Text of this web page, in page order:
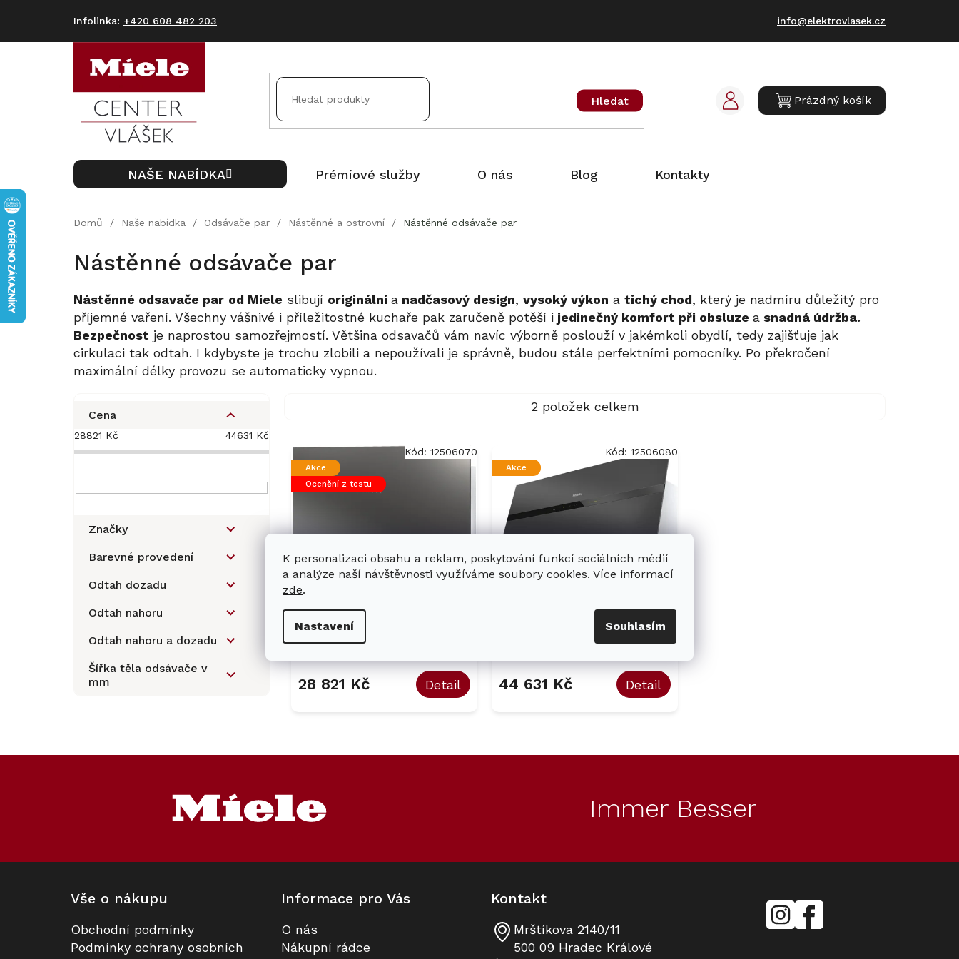
K personalizaci obsahu a reklam, poskytování funkcí sociálních médií
a analýze naší návštěvnosti využíváme soubory cookies. Více informací
zde.
Nastavení Souhlasím
+420 608 482 203 info@elektrovlasek.cz
Hledat
NÁKUPNÍ
Prázdný košík
NAŠE NABÍDKA Prémiové služby O nás Blog Kontakty
Domů / Naše nabídka / Odsávače par / Nástěnné a ostrovní / Nástěnné odsávače par
Nástěnné odsávače par
Nástěnné odsavače par od Miele slibují originální a nadčasový design, vysoký výkon a tichý chod, který je nadmíru důležitý pro
příjemné vaření. Všechny vášnivé i příležitostné kuchaře pak zaručeně potěší i jedinečný komfort při obsluze a snadná údržba.
Bezpečnost je naprostou samozřejmostí. Většina odsavačů vám navíc výborně poslouží v jakémkoli obydlí, tedy zajišťuje jak
cirkulaci tak odtah. I kdybyste je trochu zlobili a nepoužívali je správně, budou stále perfektními pomocníky. Po překročení
maximální délky provozu se automaticky vypnou.
s
t
a
n
Cena
28821 Kč 44631 Kč
Značky
Barevné provedení
Odtah dozadu
Odtah nahoru
Odtah nahoru a dozadu
Šířka těla odsávače v
mm
2položek celkem
p
p
r
o
d
u
t
Akce
Ocenění z testu
Nástěnný odsávač par
MIELE DA 9092 W
Screen šedá
28 821 Kč Detail
Kód: 12506070
Akce
MIELE DA 9299 W
Na dotaz
44 631 Kč Detail
Kód: 12506080
v
r
ý
p
Immer Besser
Vše o nákupu
Obchodní podmínky
Podmínky ochrany osobních
Informace pro Vás
O nás
Nákupní rádce
Kontakt
Mrštíkova 2140/11
500 09 Hradec Králové
mielecentervlasek
Miele
Center